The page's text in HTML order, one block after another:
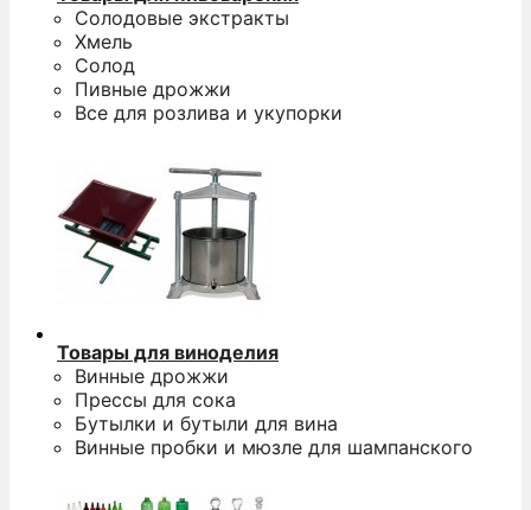
Солодовые экстракты
Хмель
Солод
Пивные дрожжи
Все для розлива и укупорки
Товары для виноделия
Винные дрожжи
Прессы для сока
Бутылки и бутыли для вина
Винные пробки и мюзле для шампанского